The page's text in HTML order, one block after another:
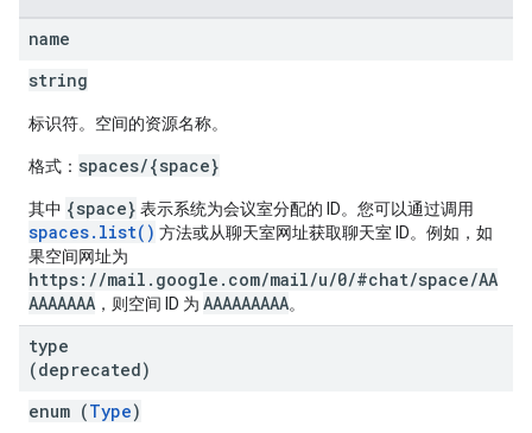
name
string
标识符。空间的资源名称。
格式： spaces/{space}
其中 {space} 表示系统为会议室分配的 ID。您可以通过调用
spaces.list() 方法或从聊天室网址获取聊天室 ID。例如，如
果空间网址为
https://mail.google.com/mail/u/0/#chat/space/AA
AAAAAAA ，则空间 ID 为 AAAAAAAAA。
type
(deprecated)
enum (Type)